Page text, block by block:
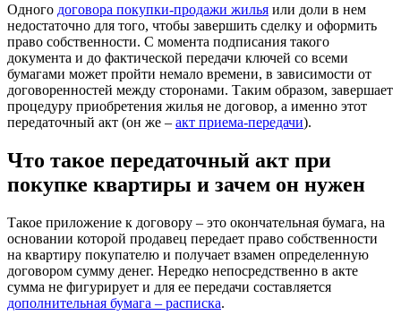
Одного договора покупки-продажи жилья или доли в нем
недостаточно для того, чтобы завершить сделку и оформить
право собственности. С момента подписания такого
документа и до фактической передачи ключей со всеми
бумагами может пройти немало времени, в зависимости от
договоренностей между сторонами. Таким образом, завершает
процедуру приобретения жилья не договор, а именно этот
передаточный акт (он же – акт приема-передачи).
Что такое передаточный акт при
покупке квартиры и зачем он нужен
Такое приложение к договору – это окончательная бумага, на
основании которой продавец передает право собственности
на квартиру покупателю и получает взамен определенную
договором сумму денег. Нередко непосредственно в акте
сумма не фигурирует и для ее передачи составляется
дополнительная бумага – расписка.